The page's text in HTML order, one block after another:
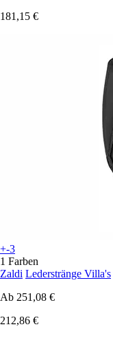
181,15 €
+-3
1 Farben
Zaldi Lederstränge Villa's
Ab 251,08 €
212,86 €